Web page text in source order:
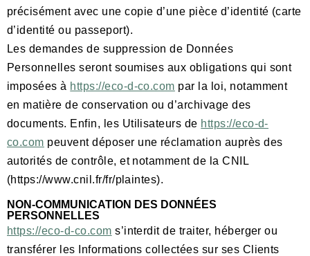
précisément avec une copie d’une pièce d’identité (carte
d’identité ou passeport).
Les demandes de suppression de Données
Personnelles seront soumises aux obligations qui sont
imposées à https://eco-d-co.com par la loi, notamment
en matière de conservation ou d’archivage des
documents. Enfin, les Utilisateurs de https://eco-d-
co.com peuvent déposer une réclamation auprès des
autorités de contrôle, et notamment de la CNIL
(https://www.cnil.fr/fr/plaintes).
NON-COMMUNICATION DES DONNÉES
PERSONNELLES
https://eco-d-co.com s’interdit de traiter, héberger ou
transférer les Informations collectées sur ses Clients